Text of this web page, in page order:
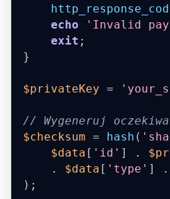
echo
'Invalid
exit ;
}
$privateKey =
// Wygeneruj
$checksum = hash (
$data [ 'id' ] .
.
$data [ 'type' ] .
) ;